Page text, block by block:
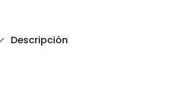
Descripción